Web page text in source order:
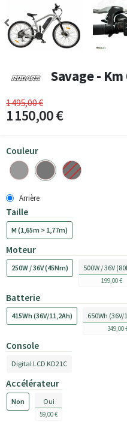
Savage -
1 495,00 €
1 150,00 €
Couleur
Arrière
Taille
M (1,65m > 1,77m)
Moteur
250W / 36V (45Nm) 500W / 36V
199,00 €
Batterie
415Wh (36V/11,2Ah) 650Wh (36V/
349,00
Console
Digital LCD KD21C
Accélérateur
Non Oui
59,00 €